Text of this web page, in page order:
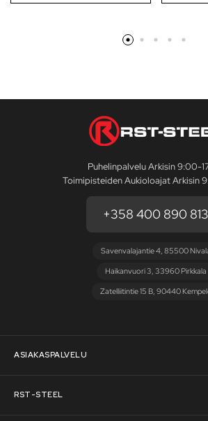
Puhelinpalvelu Arkisin 9:00-
Toimipisteiden Aukioloajat Arkisin
+358 400 890 813
Savenvalajantie 4, 85500
Haikanvuori 3, 33960 Pirkkala
Zatelliitintie 15 B, 90440
ASIAKASPALVELU
Asiakaspalvelu
RST-STEEL